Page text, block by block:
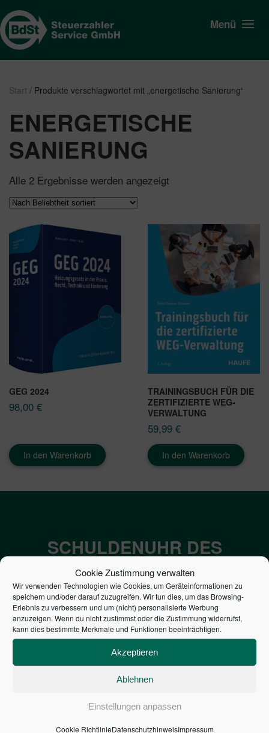
Cookie Zustimmung verwalten
Wir verwenden Technologien wie Cookies, um Geräteinformationen zu
speichern und/oder darauf zuzugreifen. Wir tun dies, um das Browsing-
Erlebnis zu verbessern und um (nicht) personalisierte Werbung
anzuzeigen. Wenn du nicht zustimmst oder die Zustimmung widerrufst,
kann dies bestimmte Merkmale und Funktionen beeinträchtigen.
Akzeptieren
Ablehnen
Einstellungen anpassen
Cookie RichtlinieDatenschutzhinweisImpressum
Menü
Start / Produkte verschlagwortet mit „energetische Sanierung“
ENERGETISCHE
SANIERUNG
Alle 2 Ergebnisse werden angezeigt
GEG 2024
98,00 €
In den Warenkorb
TRAININGSBUCH FÜR DIE
ZERTIFIZIERTE WEG-
VERWALTUNG
59,99 €
In den Warenkorb
SCHULDENUHR DES
BUNDES DER
STEUERZAHLER
7,052€
NEUVERSCHULDUNG
PRO SEKUNDE
1,601€